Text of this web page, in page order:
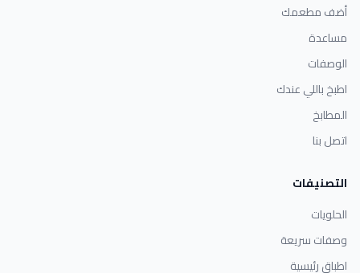
أضف مطعمك
مساعدة
الوصفات
اطبخ باللي عندك
المطابخ
اتصل بنا
التصنيفات
الحلويات
وصفات سريعة
اطباق رئيسية